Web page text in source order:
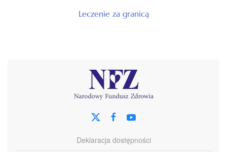
Leczenie za granicą
Deklaracja dostępności